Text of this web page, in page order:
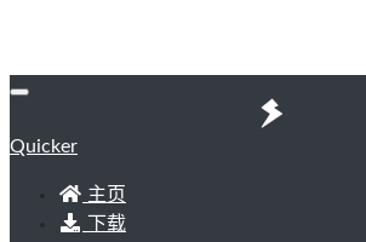
Quicker
主页
下载